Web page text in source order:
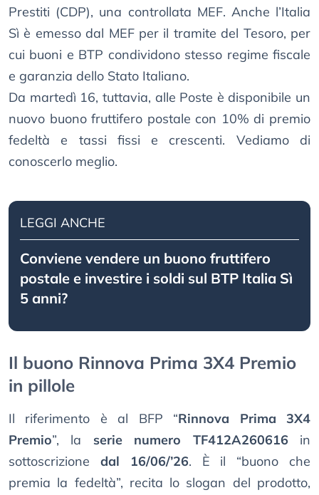
Prestiti (CDP), una controllata MEF. Anche l’Italia
Sì è emesso dal MEF per il tramite del Tesoro, per
cui buoni e BTP condividono stesso regime fiscale
e garanzia dello Stato Italiano.
Da martedì 16, tuttavia, alle Poste è disponibile un
nuovo buono fruttifero postale con 10% di premio
fedeltà e tassi fissi e crescenti. Vediamo di
conoscerlo meglio.
LEGGI ANCHE
Conviene vendere un buono fruttifero
postale e investire i soldi sul BTP Italia Sì
5 anni?
Il buono Rinnova Prima 3X4 Premio
in pillole
Il riferimento è al BFP “Rinnova Prima 3X4
Premio”, la serie numero TF412A260616 in
sottoscrizione dal 16/06/’26. È il “buono che
premia la fedeltà”, recita lo slogan del prodotto,